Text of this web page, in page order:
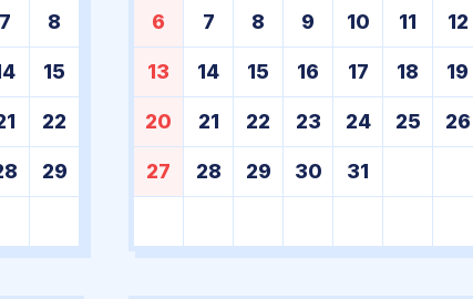
7 8
15
22
29
6 7 8 9 10 11 12
13 14 15 16 17 18 19
20 21 22 23 24 25 26
27 28 29 30 31